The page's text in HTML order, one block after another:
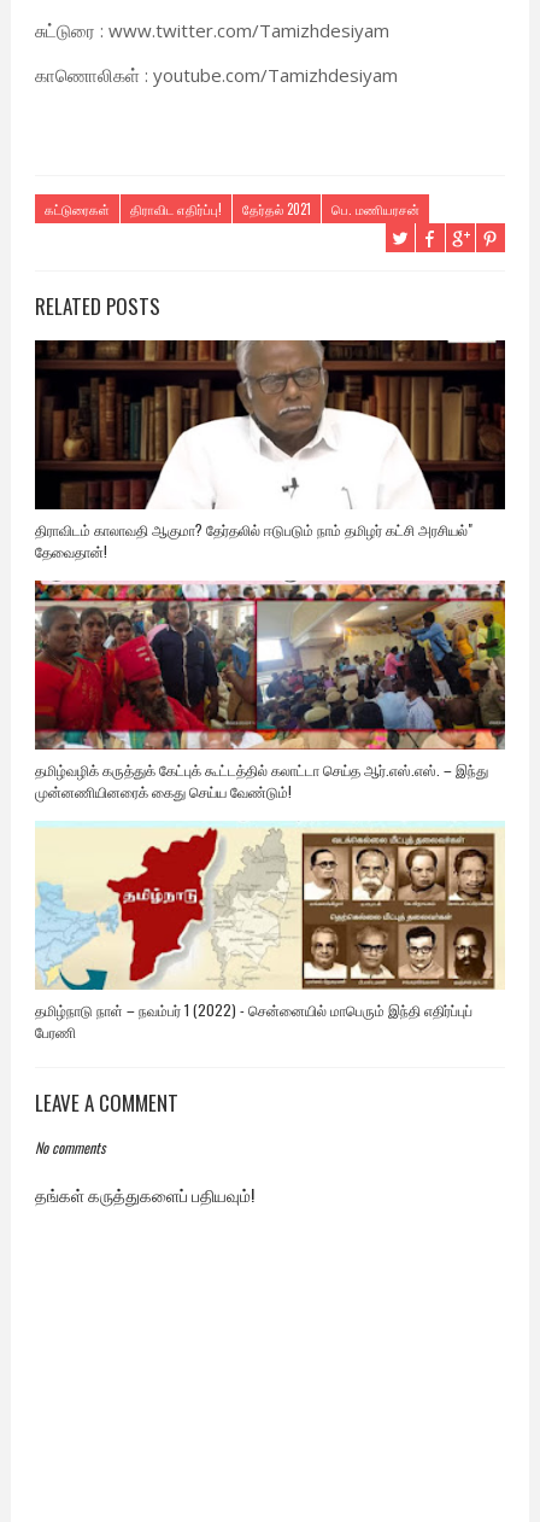
சுட்டுரை : www.twitter.com/Tamizhdesiyam
காணொலிகள் : youtube.com/Tamizhdesiyam
கட்டுரைகள் திராவிட எதிர்ப்பு! தேர்தல் 2021 பெ. மணியரசன்
RELATED POSTS
திராவிடம் காலாவதி ஆகுமா? தேர்தலில் ஈடுபடும் நாம் தமிழர் கட்சி அரசியல்"
தேவைதான்!
தமிழ்வழிக் கருத்துக் கேட்புக் கூட்டத்தில் கலாட்டா செய்த ஆர்.எஸ்.எஸ். – இந்து
முன்னணியினரைக் கைது செய்ய வேண்டும்!
தமிழ்நாடு நாள் – நவம்பர் 1 (2022) - சென்னையில் மாபெரும் இந்தி எதிர்ப்புப்
பேரணி
LEAVE A COMMENT
No comments
தங்கள் கருத்துகளைப் பதியவும்!